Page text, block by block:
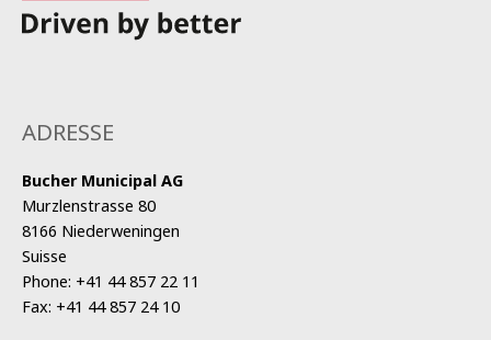
ADRESSE
Bucher Municipal AG
Murzlenstrasse 80
8166 Niederweningen
Suisse
Phone: +41 44 857 22 11
Fax: +41 44 857 24 10